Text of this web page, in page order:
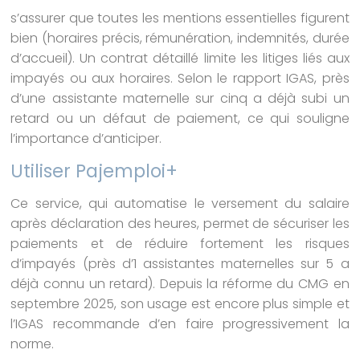
s’assurer que toutes les mentions essentielles figurent
bien (horaires précis, rémunération, indemnités, durée
d’accueil). Un contrat détaillé limite les litiges liés aux
impayés ou aux horaires. Selon le rapport IGAS, près
d’une assistante maternelle sur cinq a déjà subi un
retard ou un défaut de paiement, ce qui souligne
l’importance d’anticiper.
Utiliser Pajemploi+
Ce service, qui automatise le versement du salaire
après déclaration des heures, permet de sécuriser les
paiements et de réduire fortement les risques
d’impayés (près d’1 assistantes maternelles sur 5 a
déjà connu un retard). Depuis la réforme du CMG en
septembre 2025, son usage est encore plus simple et
l’IGAS recommande d’en faire progressivement la
norme.